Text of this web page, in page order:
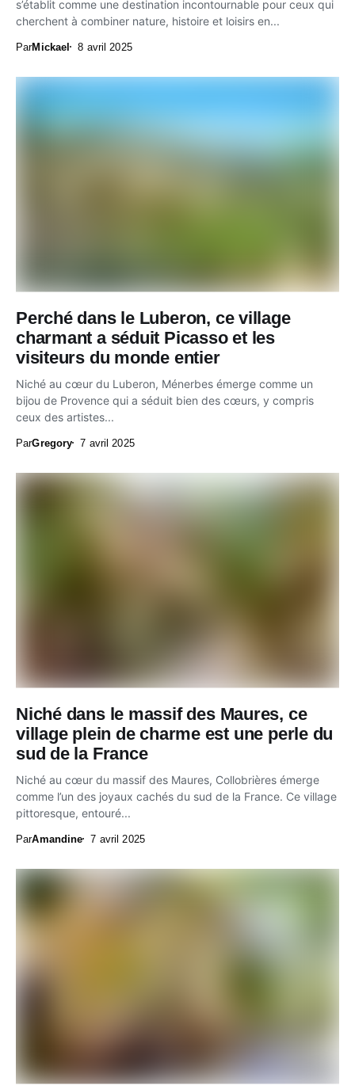
s’établit comme une destination incontournable pour ceux qui
cherchent à combiner nature, histoire et loisirs en...
ParMickael 8 avril 2025
Perché dans le Luberon, ce village
charmant a séduit Picasso et les
visiteurs du monde entier
Niché au cœur du Luberon, Ménerbes émerge comme un
bijou de Provence qui a séduit bien des cœurs, y compris
ceux des artistes...
ParGregory 7 avril 2025
Niché dans le massif des Maures, ce
village plein de charme est une perle du
sud de la France
Niché au cœur du massif des Maures, Collobrières émerge
comme l’un des joyaux cachés du sud de la France. Ce village
pittoresque, entouré...
ParAmandine 7 avril 2025